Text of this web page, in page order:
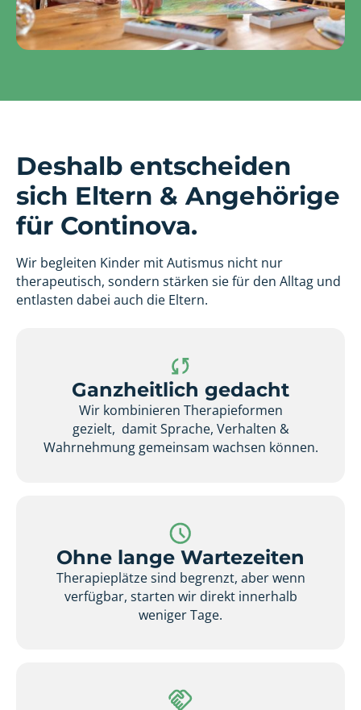
Deshalb entscheiden
sich Eltern & Angehörige
für Continova.
Wir begleiten Kinder mit Autismus nicht nur
therapeutisch, sondern stärken sie für den Alltag und
entlasten dabei auch die Eltern.
Ganzheitlich gedacht
Wir kombinieren Therapieformen
gezielt, damit Sprache, Verhalten &
Wahrnehmung gemeinsam wachsen können.
Ohne lange Wartezeiten
Therapieplätze sind begrenzt, aber wenn
verfügbar, starten wir direkt innerhalb
weniger Tage.